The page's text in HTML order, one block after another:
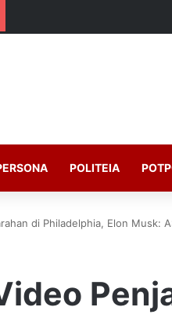
POLITEIA
di Philadelphia, Elon Musk: